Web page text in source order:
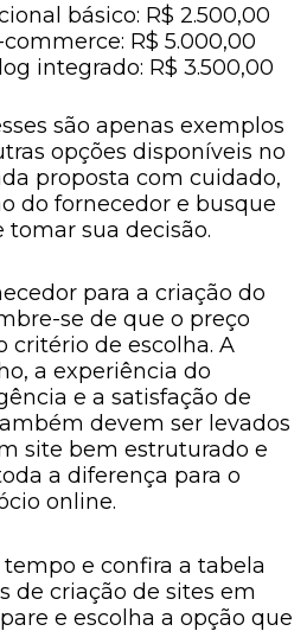
básico: R$ 2.500,00
R$ 5.000,00
integrado: R$ 3.500,00
são apenas exemplos
opções disponíveis no
proposta com cuidado,
do fornecedor e busque
tomar sua decisão.
para a criação do
se de que o preço
critério de escolha. A
a experiência do
e a satisfação de
devem ser levados
site bem estruturado e
a diferença para o
online.
e confira a tabela
de criação de sites em
e escolha a opção que